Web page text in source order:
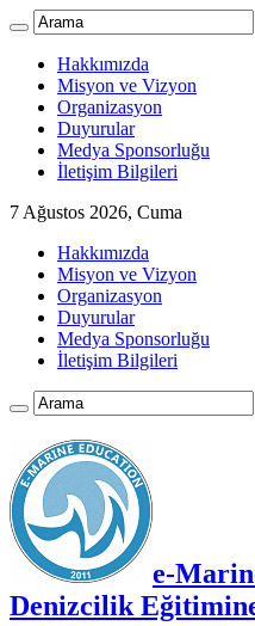
Hakkımızda
Misyon ve Vizyon
Organizasyon
Duyurular
Medya Sponsorluğu
İletişim Bilgileri
7 Ağustos 2026, Cuma
Hakkımızda
Misyon ve Vizyon
Organizasyon
Duyurular
Medya Sponsorluğu
İletişim Bilgileri
e-
Denizcilik Eğitimine